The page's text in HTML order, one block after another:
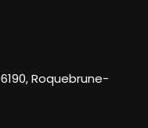
Roquebrune-